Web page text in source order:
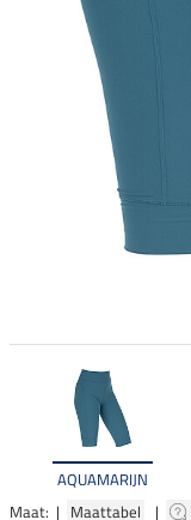
AQUAMARIJN
Maat: | Maattabel |